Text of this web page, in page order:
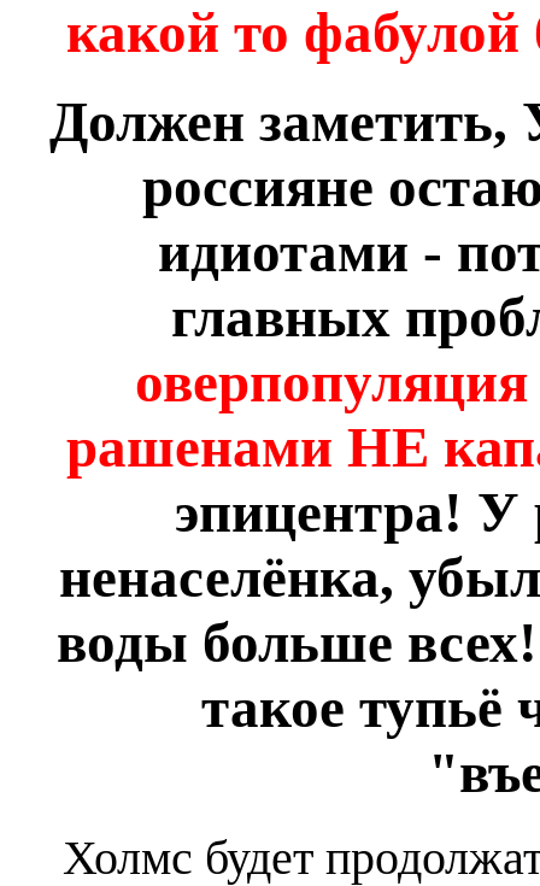
какой то
Должен заметить,
россияне
идиотами -
главных
рашенами НЕ
эпицентра! У
ненаселёнка,
воды больше
такое тупьё
Холмс будет